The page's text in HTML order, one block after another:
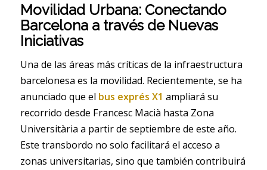
Movilidad Urbana: Conectando
Barcelona a través de Nuevas
Iniciativas
Una de las áreas más críticas de la infraestructura
barcelonesa es la movilidad. Recientemente, se ha
anunciado que el bus exprés X1 ampliará su
recorrido desde Francesc Macià hasta Zona
Universitària a partir de septiembre de este año.
Este transbordo no solo facilitará el acceso a
zonas universitarias, sino que también contribuirá